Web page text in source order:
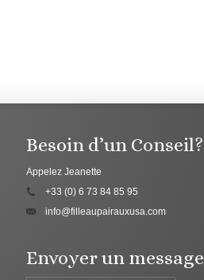
Besoin d’un Conseil?
Appelez Jeanette
+33 (0) 6 73 84 85 95
info@filleaupairauxusa.com
Envoyer un message